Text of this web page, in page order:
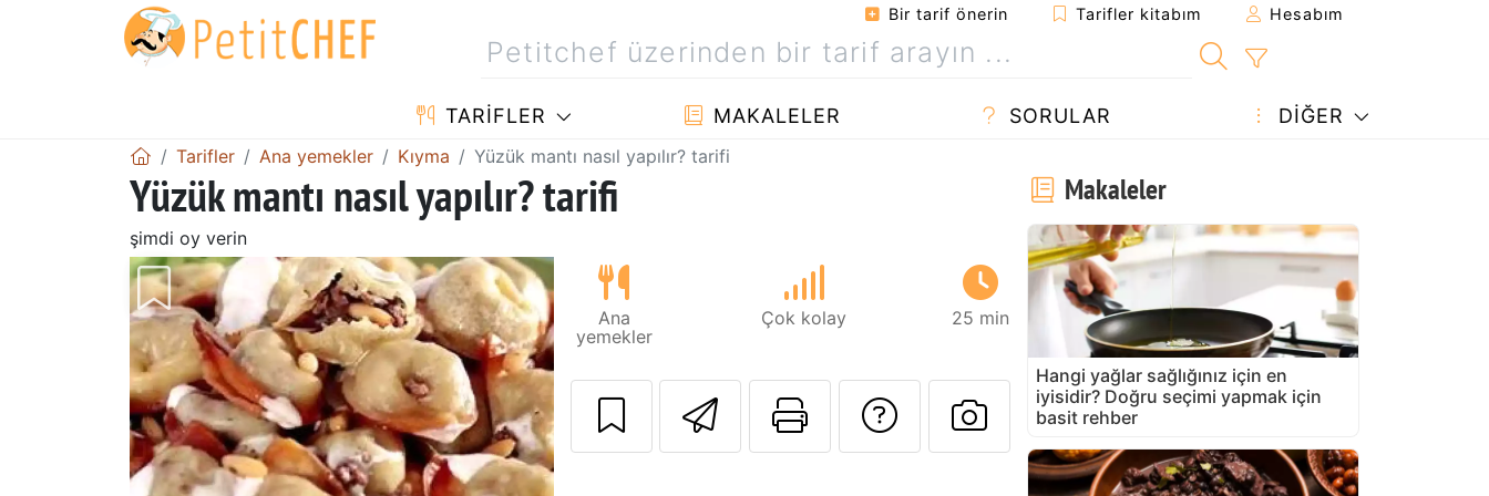
Bir tarif önerin Tarifler kitabım Hesabım
TARIFLER MAKALELER SORULAR DIĞER
Tarifler Ana yemekler Kıyma Yüzük mantı nasıl yapılır? tarifi
Yüzük mantı nasıl yapılır? tarifi
şimdi oy verin
Ana
yemekler
Çok kolay 25 min
Arkadaşına bu tarifi gönder
Bu sayfayı yazdır
Tarif sahibine bir soru sorun
Bu tarifin fotoğrafını
Makaleler
Hangi yağlar sağlığınız için en
iyisidir? Doğru seçimi yapmak için
basit rehber